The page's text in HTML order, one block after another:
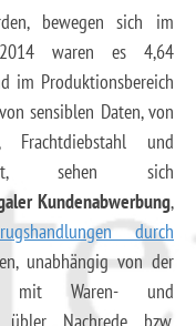
bewegen sich im
waren es 4,64
im Produktionsbereich
sensiblen Daten, von
Frachtdiebstahl und
ist, sehen sich
Kundenabwerbung,
durch
unabhängig von der
mit Waren- und